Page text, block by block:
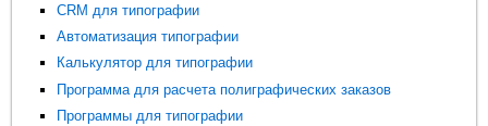
CRM для типографии
Автоматизация типографии
Калькулятор для типографии
Программа для расчета полиграфических заказов
Программы для типографии